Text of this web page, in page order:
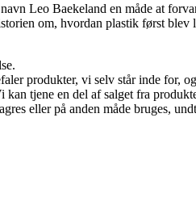
Leo Baekeland en måde at
om, hvordan plastik først
produkter, vi selv står inde for,
tjene en del af salget fra
eller på anden måde bruges,